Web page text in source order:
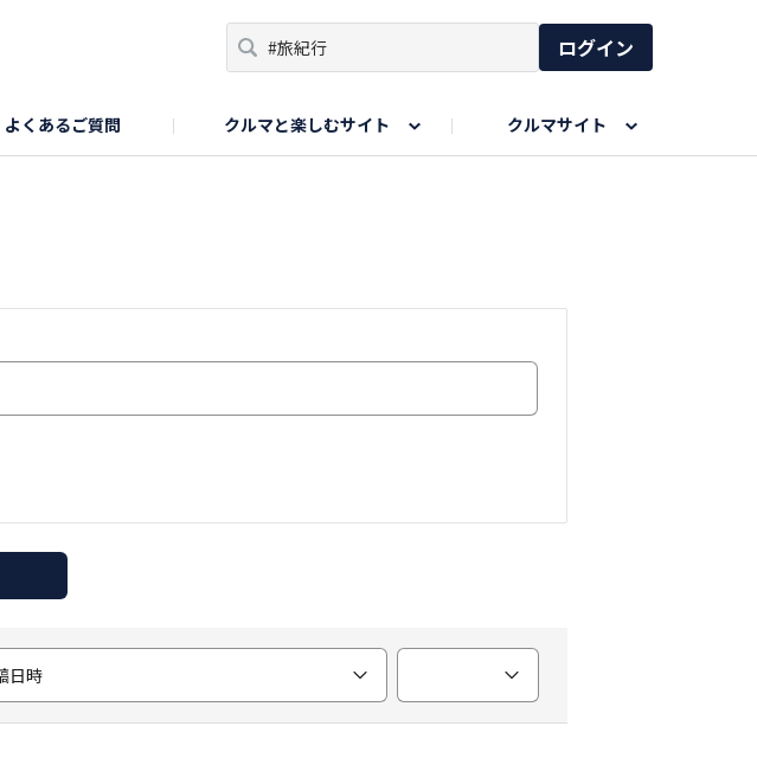
ログイン
よくあるご質問 クルマと楽しむサイト クルマサイト
日時